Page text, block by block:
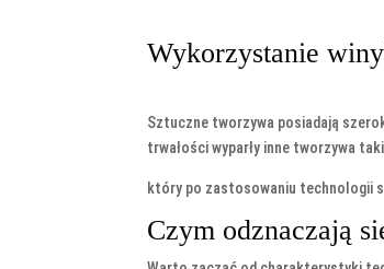
Wykorzystanie
Sztuczne tworzywa posiadają
trwałości wyparły inne tworzywa
który po zastosowaniu technologii
Czym odznaczają